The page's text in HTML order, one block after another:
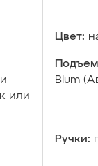
Цвет:
или
Blum
Ручки: